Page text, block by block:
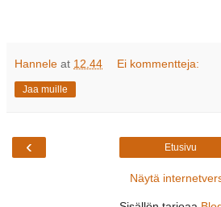
Hannele at 12.44 Ei kommentteja:
Jaa muille
‹ Etusivu
Näytä